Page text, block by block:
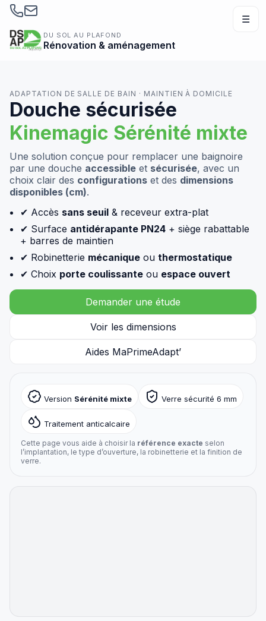
DU SOL AU PLAFOND
Rénovation & aménagement
☰
ADAPTATION DE SALLE DE BAIN · MAINTIEN À DOMICILE
Douche sécurisée
Kinemagic Sérénité mixte
Une solution conçue pour remplacer une baignoire
par une douche accessible et sécurisée, avec un
choix clair des configurations et des dimensions
disponibles (cm).
✔ Accès sans seuil & receveur extra-plat
✔ Surface antidérapante PN24 + siège rabattable
+ barres de maintien
✔ Robinetterie mécanique ou thermostatique
✔ Choix porte coulissante ou espace ouvert
Demander une étude
Voir les dimensions
Aides MaPrimeAdapt’
Version Sérénité mixte Verre sécurité 6 mm
Traitement anticalcaire
Cette page vous aide à choisir la référence exacte selon
l’implantation, le type d’ouverture, la robinetterie et la finition de
verre.